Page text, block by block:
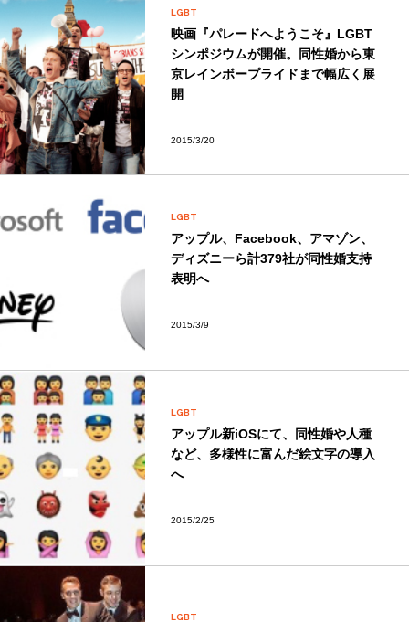
LGBT
映画『パレードへようこそ』LGBT
シンポジウムが開催。同性婚から東
京レインボープライドまで幅広く展
開
2015/3/20
LGBT
アップル、Facebook、アマゾン、
ディズニーら計379社が同性婚支持
表明へ
2015/3/9
LGBT
アップル新iOSにて、同性婚や人種
など、多様性に富んだ絵文字の導入
へ
2015/2/25
LGBT